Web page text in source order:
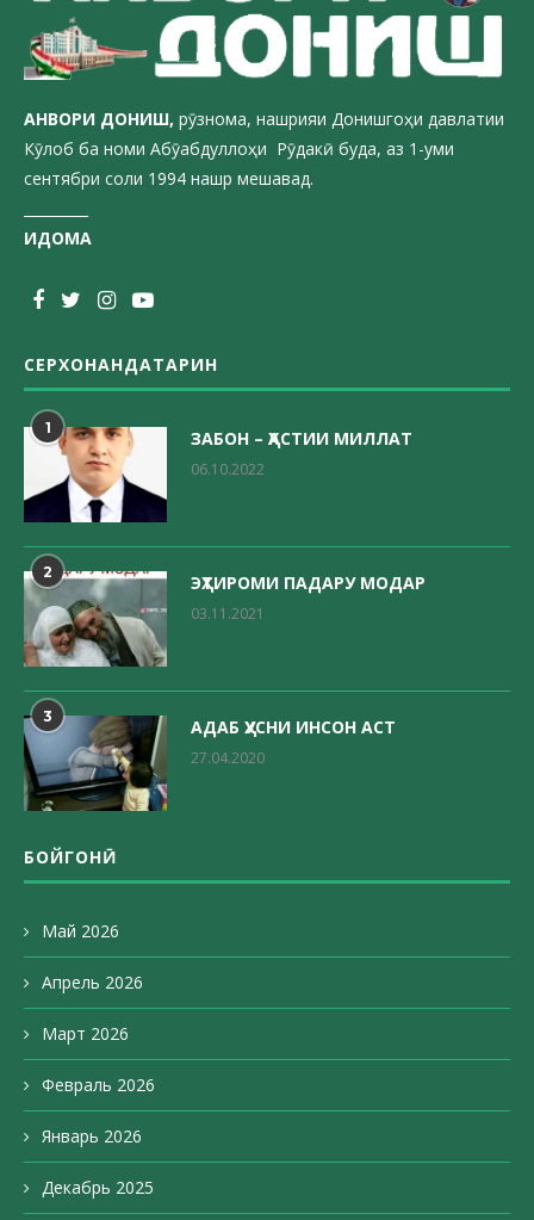
АНВОРИ ДОНИШ, рӯзнома, нашрияи Донишгоҳи давлатии
Кӯлоб ба номи Абӯабдуллоҳи Рӯдакӣ буда, аз 1-уми
сентябри соли 1994 нашр мешавад.
ИДОМА
СЕРХОНАНДАТАРИН
1 ЗАБОН – ҲАСТИИ МИЛЛАТ
06.10.2022
2 ЭҲТИРОМИ ПАДАРУ МОДАР
03.11.2021
3 АДАБ ҲУСНИ ИНСОН АСТ
27.04.2020
БОЙГОНӢ
Май 2026
Апрель 2026
Март 2026
Февраль 2026
Январь 2026
Декабрь 2025